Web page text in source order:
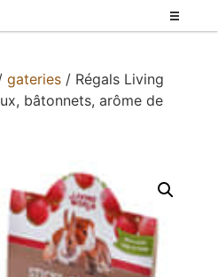
gateries / Régals Living
bâtonnets, arôme de